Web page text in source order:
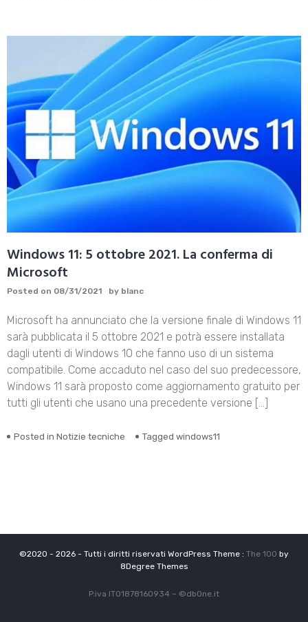
Windows 11: 5 ottobre 2021. La conferma di
Microsoft
Posted on 08/31/2021 by blanc
Microsoft ha annunciato che la versione finale di Windows 11
sarà pubblicata il 5 ottobre 2021 e potrà essere installata
dagli utenti di Windows 10 che fanno uso di un sistema
compatibile. Come accaduto nel caso del suo predecessore,
Windows 11 sarà proposto come aggiornamento gratuito per
tutti gli utenti che usano una precedente versione […]
Posted in Notizie tecniche Tagged windows11
©2020 - 2026 - Tutti i diritti riservati WordPress Theme : The 100 by
8Degree Themes
P.iva IT01878160934 – ©dbOne.it